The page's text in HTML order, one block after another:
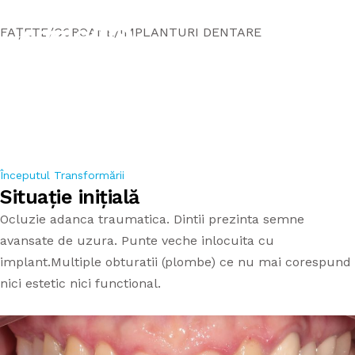
ACASĂ
SERVICII
ORTODONȚIE
DANTURĂ FIXĂ PE IMPLANTURI
CHIRURGIE/IMPLANTOLOGIE
ECHIPA
PREȚURI APARATE
APARAT DENTAR METALIC
APARAT DENTAR SAFIR
APARAT DENTAR DAMON
FAȚETE/COROANE/IMPLANTURI DENTARE
Începutul Transformării
Situație inițială
Ocluzie adanca traumatica. Dintii prezinta semne
avansate de uzura. Punte veche inlocuita cu
implant.Multiple obturatii (plombe) ce nu mai corespund
nici estetic nici functional.